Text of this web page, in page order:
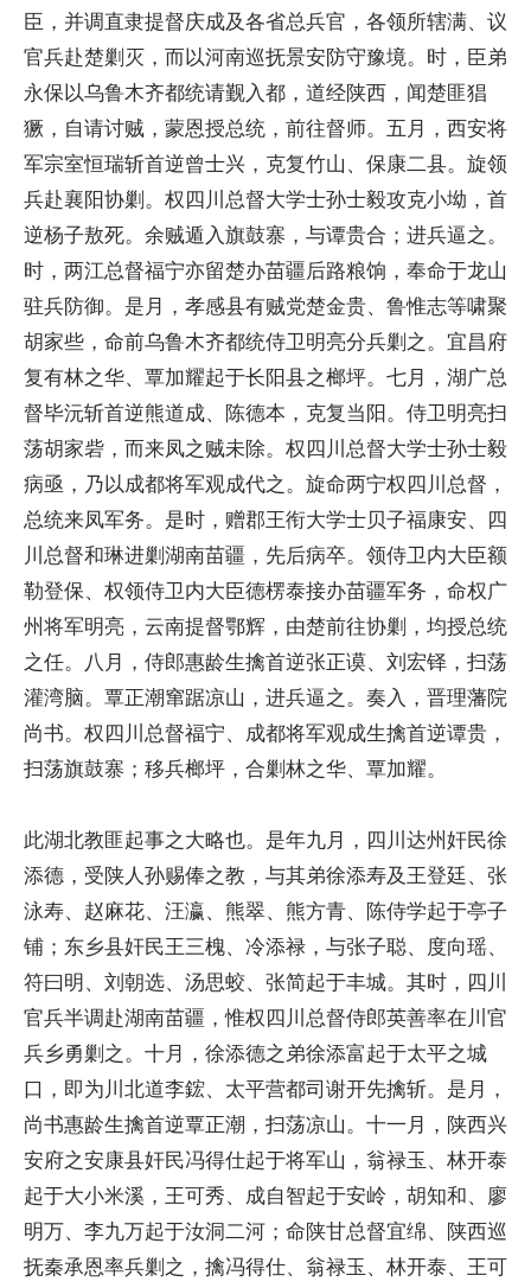
臣，并调直隶提督庆成及各省总兵官，各领所辖满、议
官兵赴楚剿灭，而以河南巡抚景安防守豫境。时，臣弟
永保以乌鲁木齐都统请觐入都，道经陕西，闻楚匪猖
獗，自请讨贼，蒙恩授总统，前往督师。五月，西安将
军宗室恒瑞斩首逆曾士兴，克复竹山、保康二县。旋领
兵赴襄阳协剿。权四川总督大学士孙士毅攻克小坳，首
逆杨子敖死。余贼遁入旗鼓寨，与谭贵合；进兵逼之。
时，两江总督福宁亦留楚办苗疆后路粮饷，奉命于龙山
驻兵防御。是月，孝感县有贼党楚金贵、鲁惟志等啸聚
胡家些，命前乌鲁木齐都统侍卫明亮分兵剿之。宜昌府
复有林之华、覃加耀起于长阳县之榔坪。七月，湖广总
督毕沅斩首逆熊道成、陈德本，克复当阳。侍卫明亮扫
荡胡家砦，而来凤之贼未除。权四川总督大学士孙士毅
病亟，乃以成都将军观成代之。旋命两宁权四川总督，
总统来凤军务。是时，赠郡王衔大学士贝子福康安、四
川总督和琳进剿湖南苗疆，先后病卒。领侍卫内大臣额
勒登保、权领侍卫内大臣德楞泰接办苗疆军务，命权广
州将军明亮，云南提督鄂辉，由楚前往协剿，均授总统
之任。八月，侍郎惠龄生擒首逆张正谟、刘宏铎，扫荡
灌湾脑。覃正潮窜踞凉山，进兵逼之。奏入，晋理藩院
尚书。权四川总督福宁、成都将军观成生擒首逆谭贵，
扫荡旗鼓寨；移兵榔坪，合剿林之华、覃加耀。
此湖北教匪起事之大略也。是年九月，四川达州奸民徐
添德，受陕人孙赐俸之教，与其弟徐添寿及王登廷、张
泳寿、赵麻花、汪瀛、熊翠、熊方青、陈侍学起于亭子
铺；东乡县奸民王三槐、冷添禄，与张子聪、度向瑶、
符曰明、刘朝选、汤思蛟、张简起于丰城。其时，四川
官兵半调赴湖南苗疆，惟权四川总督侍郎英善率在川官
兵乡勇剿之。十月，徐添德之弟徐添富起于太平之城
口，即为川北道李鋐、太平营都司谢开先擒斩。是月，
尚书惠龄生擒首逆覃正潮，扫荡凉山。十一月，陕西兴
安府之安康县奸民冯得仕起于将军山，翁禄玉、林开泰
起于大小米溪，王可秀、成自智起于安岭，胡知和、廖
明万、李九万起于汝洞二河；命陕甘总督宜绵、陕西巡
抚秦承恩率兵剿之，擒冯得仕、翁禄玉、林开泰、王可